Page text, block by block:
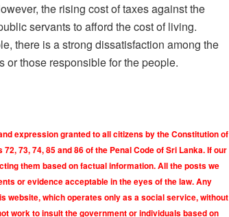
the rising cost of taxes against the
servants to afford the cost of living.
there is a strong dissatisfaction among the
those responsible for the people.
expression granted to all citizens by the Constitution of
73, 74, 85 and 86 of the Penal Code of Sri Lanka. If our
them based on factual information. All the posts we
or evidence acceptable in the eyes of the law. Any
website, which operates only as a social service, without
work to insult the government or individuals based on